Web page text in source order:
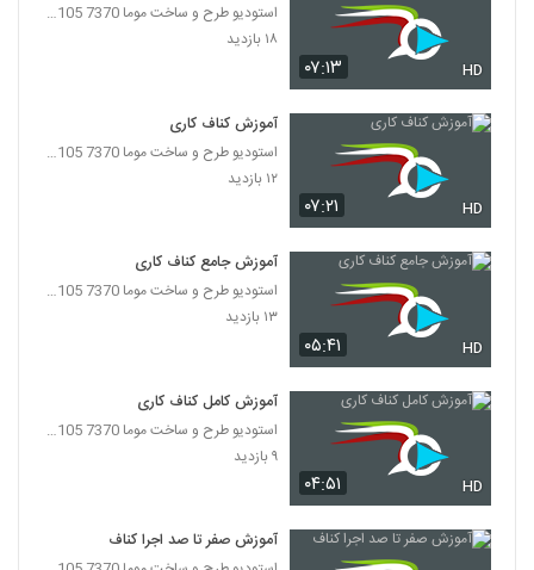
۰۷:۱۳ HD
استودیو طرح و ساخت موما 7370 7105-021
۱۸ بازدید
۰۷:۲۱ HD
آموزش کناف کاری
استودیو طرح و ساخت موما 7370 7105-021
۱۲ بازدید
۰۵:۴۱ HD
آموزش جامع کناف کاری
استودیو طرح و ساخت موما 7370 7105-021
۱۳ بازدید
۰۴:۵۱ HD
آموزش کامل کناف کاری
استودیو طرح و ساخت موما 7370 7105-021
۹ بازدید
آموزش صفر تا صد اجرا کناف